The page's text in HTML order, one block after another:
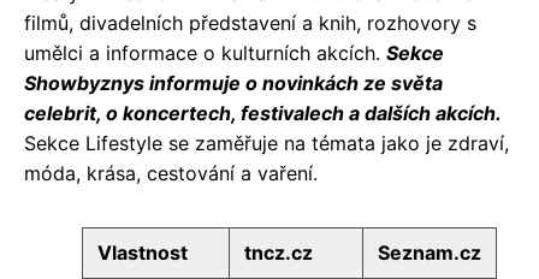
filmů, divadelních představení a knih, rozhovory s
umělci a informace o kulturních akcích. Sekce
Showbyznys informuje o novinkách ze světa
celebrit, o koncertech, festivalech a dalších akcích.
Sekce Lifestyle se zaměřuje na témata jako je zdraví,
móda, krása, cestování a vaření.
Vlastnost tncz.cz Seznam.cz